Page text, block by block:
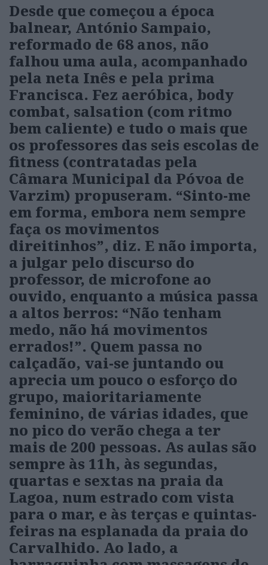
Desde que começou a época
balnear, António Sampaio,
reformado de 68 anos, não
falhou uma aula, acompanhado
pela neta Inês e pela prima
Francisca. Fez aeróbica, body
combat, salsation (com ritmo
bem caliente) e tudo o mais que
os professores das seis escolas de
fitness (contratadas pela
Câmara Municipal da Póvoa de
Varzim) propuseram. “Sinto-me
em forma, embora nem sempre
faça os movimentos
direitinhos”, diz. E não importa,
a julgar pelo discurso do
professor, de microfone ao
ouvido, enquanto a música passa
a altos berros: “Não tenham
medo, não há movimentos
errados!”. Quem passa no
calçadão, vai-se juntando ou
aprecia um pouco o esforço do
grupo, maioritariamente
feminino, de várias idades, que
no pico do verão chega a ter
mais de 200 pessoas. As aulas são
sempre às 11h, às segundas,
quartas e sextas na praia da
Lagoa, num estrado com vista
para o mar, e às terças e quintas-
feiras na esplanada da praia do
Carvalhido. Ao lado, a